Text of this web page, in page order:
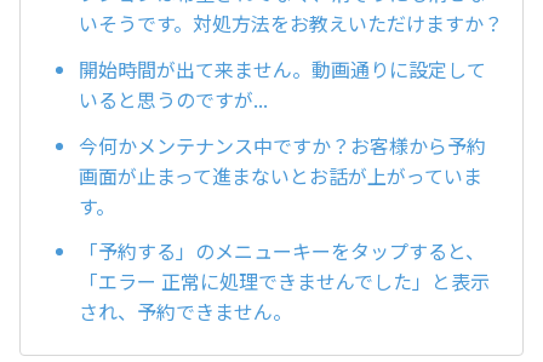
いそうです。対処方法をお教えいただけますか？
開始時間が出て来ません。動画通りに設定して
いると思うのですが...
今何かメンテナンス中ですか？お客様から予約
画面が止まって進まないとお話が上がっていま
す。
「予約する」のメニューキーをタップすると、
「エラー 正常に処理できませんでした」と表示
され、予約できません。